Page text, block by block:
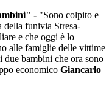
- "Sono colpito e
della funivia Stresa-
e che oggi è lo
alle famiglie delle vittime
due bambini che ora sono
economico Giancarlo